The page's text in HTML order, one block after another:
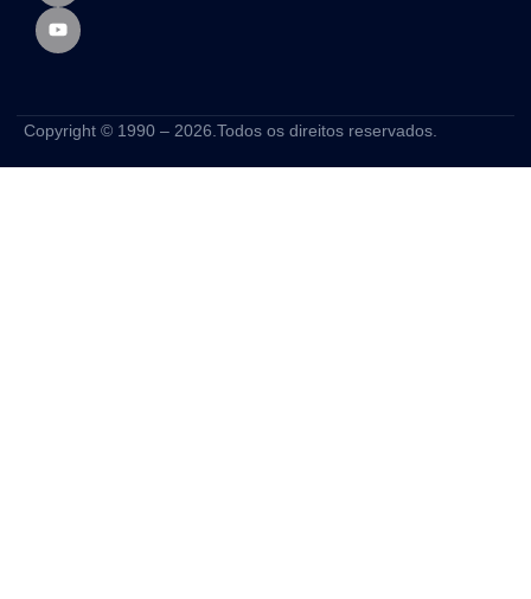
Copyright © 1990 – 2026.Todos os direitos reservados.